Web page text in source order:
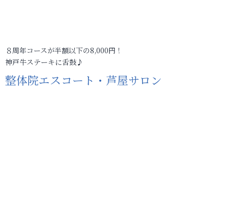
８周年コースが半額以下の8,000円！
神戸牛ステーキに舌鼓♪
整体院エスコート・芦屋サロン